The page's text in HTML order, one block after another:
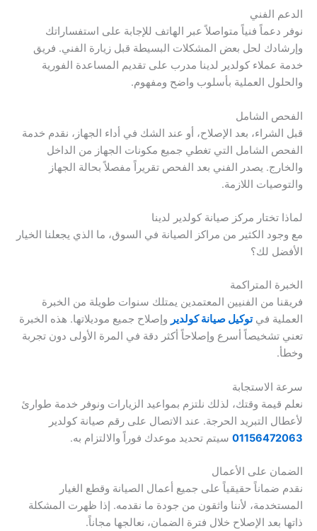
الدعم الفني
نوفر دعماً فنياً متواصلاً عبر الهاتف للإجابة على استفساراتك
وإرشادك لحل بعض المشكلات البسيطة قبل زيارة الفني. فريق
خدمة عملاء كولدير لدينا مدرب على تقديم المساعدة الفورية
والحلول العملية بأسلوب واضح ومفهوم.
الفحص الشامل
قبل الشراء، بعد الإصلاح، أو عند الشك في أداء الجهاز، نقدم خدمة
الفحص الشامل التي تغطي جميع مكونات الجهاز من الداخل
والخارج. يصدر الفني بعد الفحص تقريراً مفصلاً بحالة الجهاز
والتوصيات اللازمة.
لماذا تختار مركز صيانة كولدير لدينا
مع وجود الكثير من مراكز الصيانة في السوق، ما الذي يجعلنا الخيار
الأفضل لك؟
الخبرة المتراكمة
فريقنا من الفنيين المعتمدين يمتلك سنوات طويلة من الخبرة
العملية فيتوكيل صيانة كولدير وإصلاح جميع موديلاتها. هذه الخبرة
تعني تشخيصاً أسرع وإصلاحاً أكثر دقة في المرة الأولى دون تجربة
وخطأ.
سرعة الاستجابة
نعلم قيمة وقتك، لذلك نلتزم بمواعيد الزيارات ونوفر خدمة طوارئ
لأعطال التبريد الحرجة. عند الاتصال على رقم صيانة كولدير
01156472063 سيتم تحديد موعدك فوراً والالتزام به.
الضمان على الأعمال
نقدم ضماناً حقيقياً على جميع أعمال الصيانة وقطع الغيار
المستخدمة، لأننا واثقون من جودة ما نقدمه. إذا ظهرت المشكلة
ذاتها بعد الإصلاح خلال فترة الضمان، نعالجها مجاناً.